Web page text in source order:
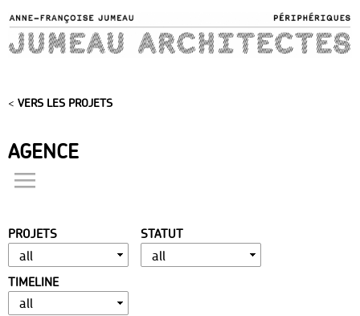
main
content
< VERS LES PROJETS
AGENCE
présentation
distinctions
publications
portfolio
contact
PROJETS STATUT
TIMELINE